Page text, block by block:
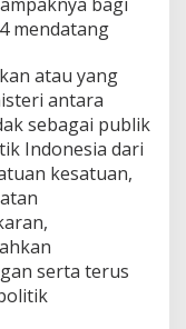
mendatang
atau yang
antara
sebagai publik
Indonesia dari
kesatuan,
serta terus